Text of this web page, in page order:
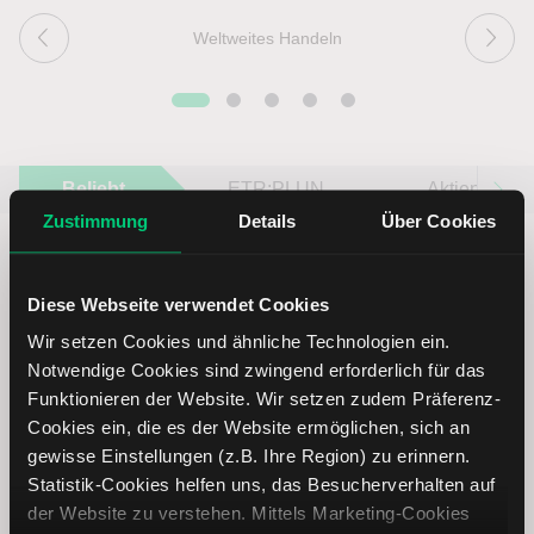
Zustimmung Details Über Cookies
Diese Webseite verwendet Cookies
Wir setzen Cookies und ähnliche Technologien ein.
Notwendige Cookies sind zwingend erforderlich für das
Funktionieren der Website. Wir setzen zudem Präferenz-
Cookies ein, die es der Website ermöglichen, sich an
gewisse Einstellungen (z.B. Ihre Region) zu erinnern.
Statistik-Cookies helfen uns, das Besucherverhalten auf
der Website zu verstehen. Mittels Marketing-Cookies
Weltweites Handeln
Beliebt ETR:PLUN Aktien im
Immer up to date – mit unseren
Newslettern
Ihre E-Mail-Adresse (erforderlich)